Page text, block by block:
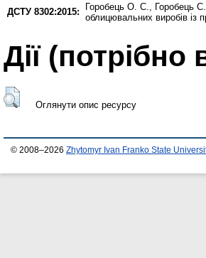
ДСТУ 8302:2015:
Горобець О. С. Горобець
облицювальних виробів із
Дії ​​(потрібно
Оглянути опис ресурсу
© 2008–2026 Zhytomyr Ivan Franko State